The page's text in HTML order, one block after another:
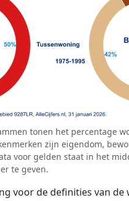
tonen het percentage
zijn eigendom,
voor gelden staat in het
te geven.
voor de definities van